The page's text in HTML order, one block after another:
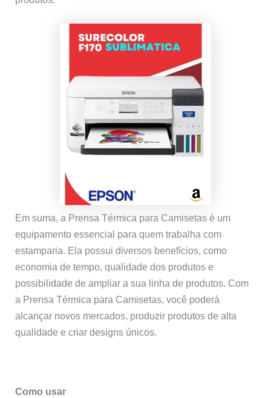
Em suma, a Prensa Térmica para Camisetas é um
equipamento essencial para quem trabalha com
estamparia. Ela possui diversos benefícios, como
economia de tempo, qualidade dos produtos e
possibilidade de ampliar a sua linha de produtos. Com
a Prensa Térmica para Camisetas, você poderá
alcançar novos mercados, produzir produtos de alta
qualidade e criar designs únicos.
Como usar